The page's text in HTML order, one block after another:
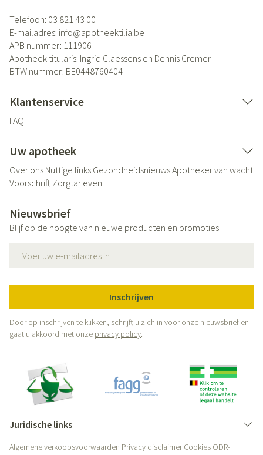
Telefoon: 03 821 43 00
E-mailadres: info@apotheektilia.be
APB nummer: 111906
Apotheek titularis: Ingrid Claessens en Dennis Cremer
BTW nummer: BE0448760404
Klantenservice
FAQ
Uw apotheek
Over ons Nuttige links GezondheidsnieuwsApotheker van wacht
Voorschrift Zorgtarieven
Nieuwsbrief
Blijf op de hoogte van nieuwe producten en promoties
Inschrijven
Door op inschrijven te klikken, schrijft u zich in voor onze nieuwsbrief en
gaat u akkoord met onze privacy policy.
Juridische links
Algemene verkoopsvoorwaarden Privacy disclaimer Cookies ODR-